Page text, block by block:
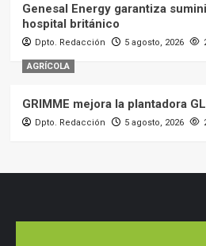
Genesal Energy garantiza
hospital británico
Dpto. Redacción 5 agosto, 2026
AGRÍCOLA
GRIMME mejora la plantadora
Dpto. Redacción 5 agosto, 2026